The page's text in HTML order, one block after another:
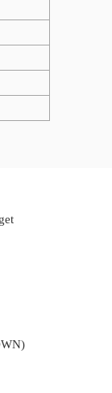
from DFRobot_C4002 import DFRobot_C4002, PresenceTarget, MotionTarget
radar_output_pin = machine.Pin(2, machine.Pin.IN, machine.Pin.PULL_DOWN)